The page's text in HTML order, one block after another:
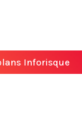
Inforisque